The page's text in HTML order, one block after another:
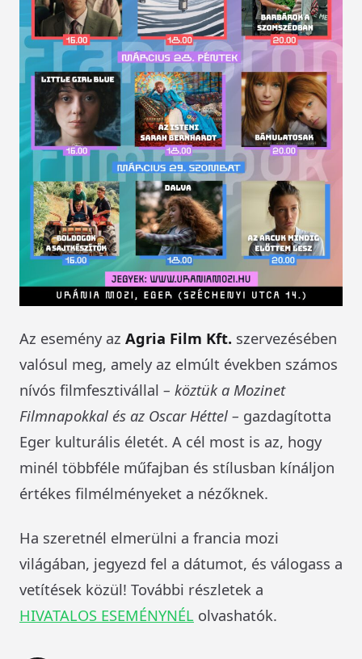
Az esemény az Agria Film Kft. szervezésében
valósul meg, amely az elmúlt években számos
nívós filmfesztivállal – köztük a Mozinet
Filmnapokkal és az Oscar Héttel – gazdagította
Eger kulturális életét. A cél most is az, hogy
minél többféle műfajban és stílusban kínáljon
értékes filmélményeket a nézőknek.
Ha szeretnél elmerülni a francia mozi
világában, jegyezd fel a dátumot, és válogass a
vetítések közül! További részletek a
HIVATALOS ESEMÉNYNÉL olvashatók.